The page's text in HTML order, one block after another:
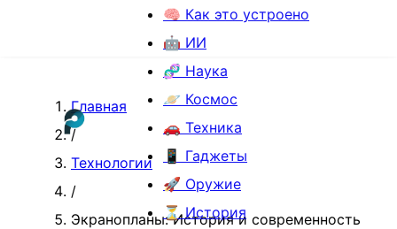
🧠 Как это устроено
🤖 ИИ
🧬 Наука
🪐 Космос
🚗 Техника
📱 Гаджеты
🚀 Оружие
⏳ История
Главная
/
Технологии
/
Экранопланы: История и современность